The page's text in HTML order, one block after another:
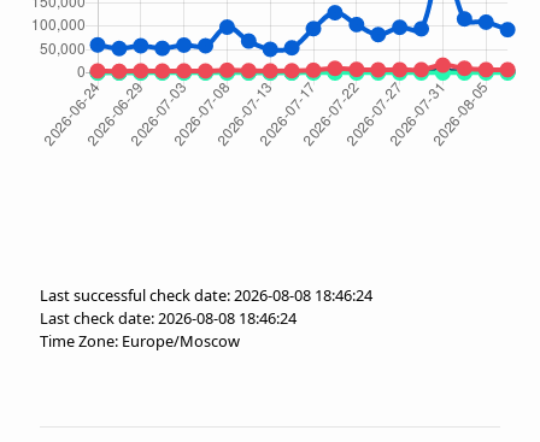
Last successful check date: 2026-08-08 18:46:24
Last check date: 2026-08-08 18:46:24
Time Zone: Europe/Moscow